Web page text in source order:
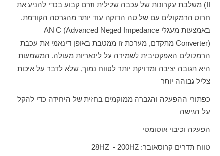
II) משלבת עקרונות של עכבה שלילית וזרם קבוע בכדי להניע את
חרוט הרמקולים עם שליטה הדוקה עוד יותר מהגרסה הקודמת.
באמצעות מעגלי ANIC (Advanced Neged Impedance
Converter) מתקדם, מערכת זו ממטבת באופן דינאמי את עכבת
הרמקולים האפקטיבית לשמירה על לינאריות מעולה. המשמעות
היא תגובה יציבה ומדויקת יותר לטווח נמוך, שלא לדבר על איכות
צליל גבוהה יותר
כפתורי ההפעלה והגברה ממוקמים בחזית של היחידה כדי להקל
על הגישה
הפעלה וכיבוי אוטומטי
טווח תדרים קרוסאובר: HZ
200 -
HZ
28